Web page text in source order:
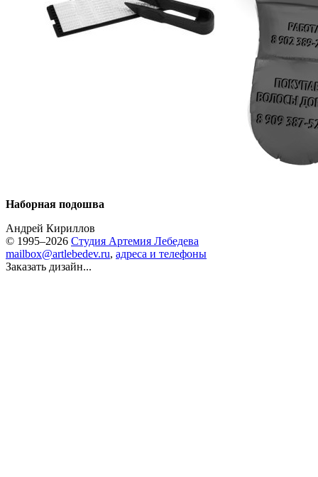
Наборная подошва
Андрей Кириллов
© 1995–2026 Студия Артемия Лебедева
mailbox@artlebedev.ru, адреса и телефоны
Заказать дизайн...